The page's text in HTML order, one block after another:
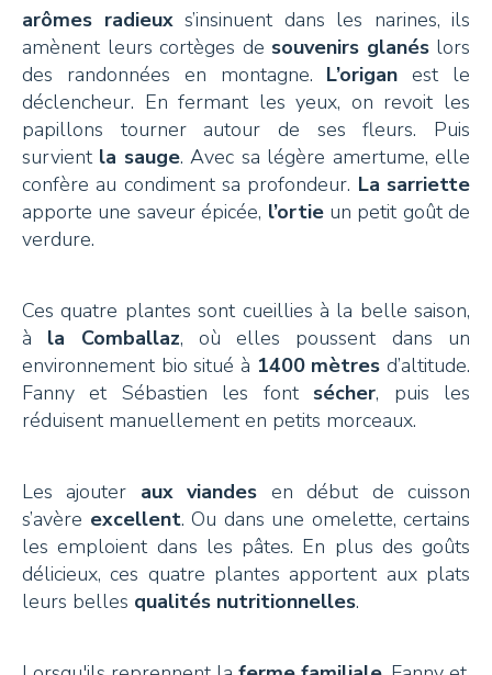
S'INSCRIRE
arômes radieuxs’insinuent dans les narines, ils
amènent leurs cortèges de souvenirs glanéslors
des randonnées en montagne. L’origan est le
déclencheur. En fermant les yeux, on revoit les
papillons tourner autour de ses fleurs. Puis
survient la sauge. Avec sa légère amertume, elle
confère au condiment sa profondeur. La sarriette
apporte une saveur épicée, l’ortieun petit goût de
verdure.
Ces quatre plantes sont cueillies à la belle saison,
à la Comballaz, où elles poussent dans un
environnement bio situé à 1400 mètres d’altitude.
Fanny et Sébastien les font sécher, puis les
réduisent manuellement en petits morceaux.
Les ajouter aux viandes en début de cuisson
s’avère excellent. Ou dans une omelette, certains
les emploient dans les pâtes. En plus des goûts
délicieux, ces quatre plantes apportent aux plats
leurs belles qualités nutritionnelles.